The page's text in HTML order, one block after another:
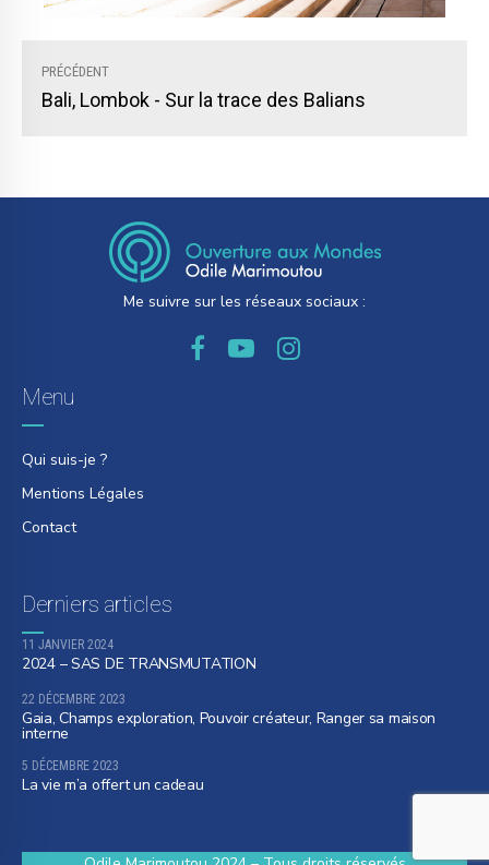
PRÉCÉDENT
Bali, Lombok - Sur la trace des Balians
Me suivre sur les réseaux sociaux :
Menu
Qui suis-je ?
Mentions Légales
Contact
Derniers articles
11 JANVIER 2024
2024 – SAS DE TRANSMUTATION
22 DÉCEMBRE 2023
Gaia, Champs exploration, Pouvoir créateur, Ranger sa maison
interne
5 DÉCEMBRE 2023
La vie m’a offert un cadeau